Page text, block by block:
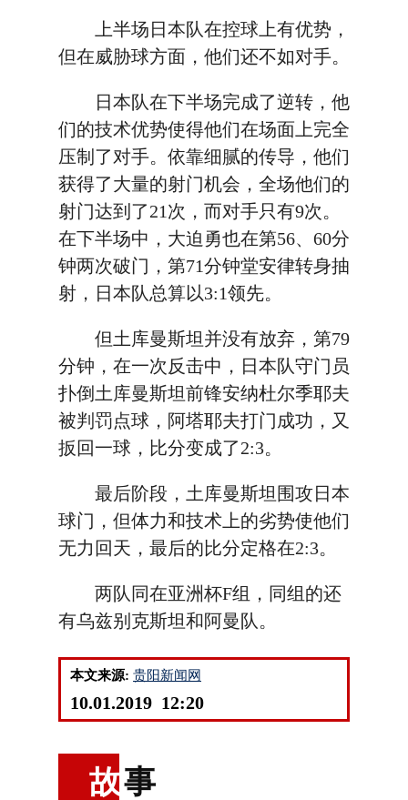
上半场日本队在控球上有优势，
但在威胁球方面，他们还不如对手。
日本队在下半场完成了逆转，他
们的技术优势使得他们在场面上完全
压制了对手。依靠细腻的传导，他们
获得了大量的射门机会，全场他们的
射门达到了21次，而对手只有9次。
在下半场中，大迫勇也在第56、60分
钟两次破门，第71分钟堂安律转身抽
射，日本队总算以3:1领先。
但土库曼斯坦并没有放弃，第79
分钟，在一次反击中，日本队守门员
扑倒土库曼斯坦前锋安纳杜尔季耶夫
被判罚点球，阿塔耶夫打门成功，又
扳回一球，比分变成了2:3。
最后阶段，土库曼斯坦围攻日本
球门，但体力和技术上的劣势使他们
无力回天，最后的比分定格在2:3。
两队同在亚洲杯F组，同组的还
有乌兹别克斯坦和阿曼队。
本文来源: 贵阳新闻网
10.01.2019 12:20
故事